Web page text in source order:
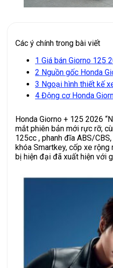
Các ý chính trong bài viết
1 Giá bán Giorno 125
2 Nguồn gốc Honda
3 Ngoại hình thiết kế
4 Động cơ Honda
Honda Giorno + 125 2026
mắt phiên bản mới rực rỡ,
125cc , phanh đĩa ABS/
khóa Smartkey, cốp xe
bị hiện đại đã xuất hiện với